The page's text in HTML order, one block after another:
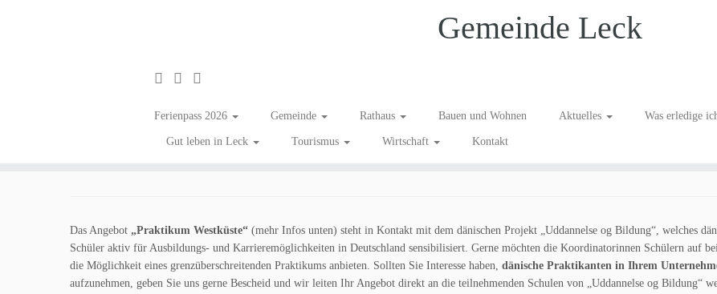
Gemeinde Leck
Ferienpass 2026 Gemeinde Rathaus Bauen und Wohnen Aktuelles Was erledige
Gut leben in Leck Tourismus Wirtschaft Kontakt
Schnupperpraktikum für dänische Schüler
Das Angebot „Praktikum Westküste“ (mehr Infos unten) steht in Kontakt mit dem dänischen Projekt „Uddannelse og Bildung“, welches
Schüler aktiv für Ausbildungs- und Karrieremöglichkeiten in Deutschland sensibilisiert. Gerne möchten die Koordinatorinnen Schülern auf
die Möglichkeit eines grenzüberschreitenden Praktikums anbieten. Sollten Sie Interesse haben, dänische Praktikanten in Ihrem
aufzunehmen, geben Sie uns gerne Bescheid und wir leiten Ihr Angebot direkt an die teilnehmenden Schulen von „Uddannelse og Bildung“